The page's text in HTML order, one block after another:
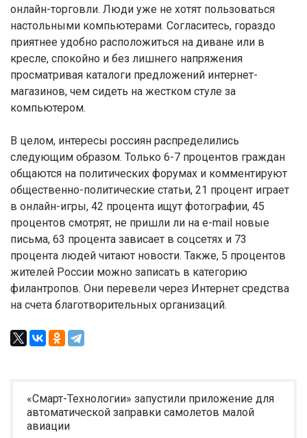
онлайн-торговли. Люди уже не хотят пользоваться
настольными компьютерами. Согласитесь, гораздо
приятнее удобно расположиться на диване или в
кресле, спокойно и без лишнего напряжения
просматривая каталоги предложений интернет-
магазинов, чем сидеть на жестком стуле за
компьютером.
В целом, интересы россиян распределились
следующим образом. Только 6-7 процентов граждан
общаются на политических форумах и комментируют
общественно-политические статьи, 21 процент играет
в онлайн-игры, 42 процента ищут фотографии, 45
процентов смотрят, не пришли ли на e-mail новые
письма, 63 процента зависает в соцсетях и 73
процента людей читают новости. Также, 5 процентов
жителей России можно записать в категорию
филантропов. Они перевели через Интернет средства
на счета благотворительных организаций.
«Смарт-Технологии» запустили приложение для
автоматической заправки самолетов малой
авиации